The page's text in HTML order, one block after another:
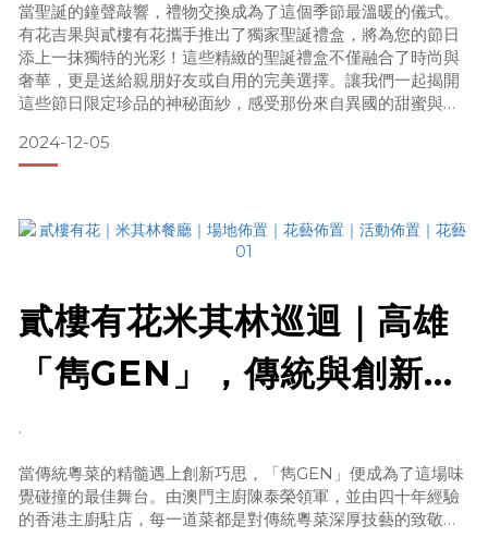
當聖誕的鐘聲敲響，禮物交換成為了這個季節最溫暖的儀式。
有花吉果與貳樓有花攜手推出了獨家聖誕禮盒，將為您的節日
添上一抹獨特的光彩！這些精緻的聖誕禮盒不僅融合了時尚與
奢華，更是送給親朋好友或自用的完美選擇。讓我們一起揭開
這些節日限定珍品的神秘面紗，感受那份來自異國的甜蜜與精
貳樓有花帶來了來自美國洛杉磯超高人氣糖果品牌 Sugarfina
的聖誕限定禮盒。聖誕禮物推薦Sugarfina 聖誕限定禮盒組，
2024-12-05
貳樓有花米其林巡迴｜高雄
「雋GEN」，傳統與創新的
美食盛宴
.
當傳統粵菜的精髓遇上創新巧思，「雋GEN」便成為了這場味
覺碰撞的最佳舞台。由澳門主廚陳泰榮領軍，並由四十年經驗
的香港主廚駐店，每一道菜都是對傳統粵菜深厚技藝的致敬，